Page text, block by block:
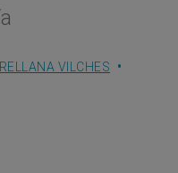
VILCHES